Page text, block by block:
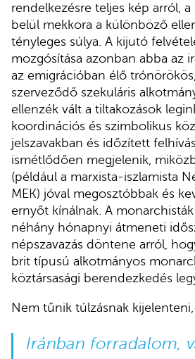
rendelkezésre teljes kép arról,
belül mekkora a különböző
tényleges súlya. A kijutó
mozgósítása azonban abba az
az emigrációban élő
szerveződő szekuláris
ellenzék vált a tiltakozások
koordinációs és szimbolikus
jelszavakban és időzített
ismétlődően megjelenik,
(például a marxista-iszlamista
MEK) jóval megosztóbbak és
ernyőt kínálnak. A
néhány hónapnyi átmeneti
népszavazás döntene arról,
brit típusú alkotmányos
köztársasági berendezkedés
Nem tűnik túlzásnak
Iránban forradalom,